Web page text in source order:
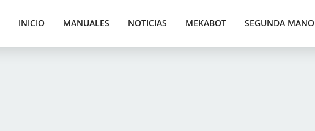
INICIO MANUALES NOTICIAS MEKABOT SEGUNDA MANO